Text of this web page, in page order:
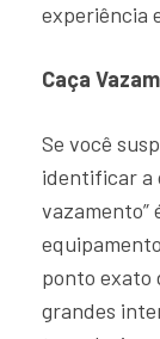
experiência
Caça
Se você
identificar a
vazamento”
ponto exato
grandes